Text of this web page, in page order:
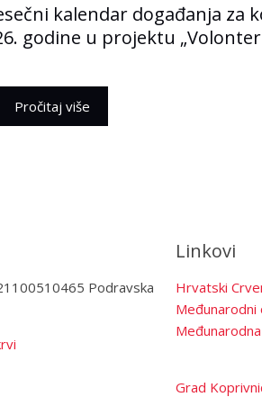
kalendar događanja za
godine u projektu
Pročitaj više
Podravska
Linkovi
Hrvatski
Međunarodni
Grad